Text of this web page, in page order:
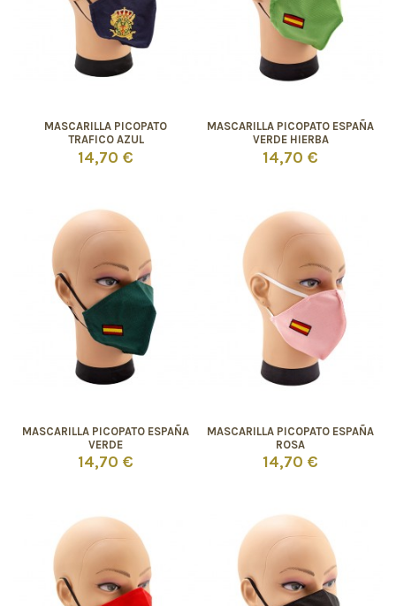
MASCARILLA PICOPATO
TRAFICO AZUL
14,70 €
MASCARILLA PICOPATO ESPAÑA
VERDE HIERBA
14,70 €
MASCARILLA PICOPATO ESPAÑA
VERDE
14,70 €
MASCARILLA PICOPATO ESPAÑA
ROSA
14,70 €